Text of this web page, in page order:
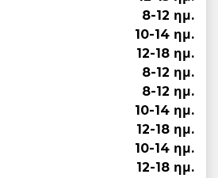
8-12 ημ.
10-14 ημ.
12-18 ημ.
8-12 ημ.
8-12 ημ.
10-14 ημ.
12-18 ημ.
10-14 ημ.
12-18 ημ.